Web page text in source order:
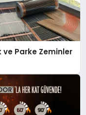
ve Parke Zeminler